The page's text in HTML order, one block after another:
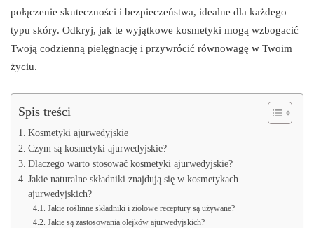
połączenie skuteczności i bezpieczeństwa, idealne dla każdego
typu skóry. Odkryj, jak te wyjątkowe kosmetyki mogą wzbogacić
Twoją codzienną pielęgnację i przywrócić równowagę w Twoim
życiu.
Spis treści
Kosmetyki ajurwedyjskie
Czym są kosmetyki ajurwedyjskie?
Dlaczego warto stosować kosmetyki ajurwedyjskie?
Jakie naturalne składniki znajdują się w kosmetykach
ajurwedyjskich?
Jakie roślinne składniki i ziołowe receptury są używane?
Jakie są zastosowania olejków ajurwedyjskich?